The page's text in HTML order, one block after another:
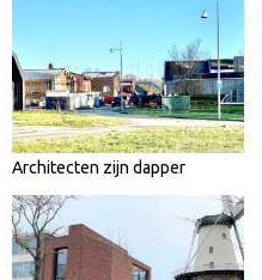
Architecten zijn dapper